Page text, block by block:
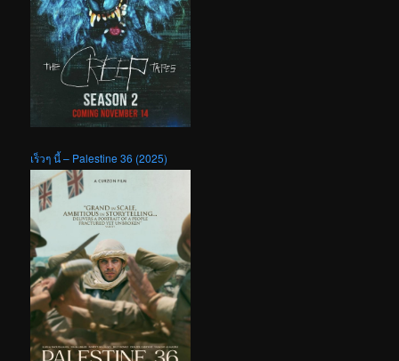
เร็วๆ นี้ – Palestine 36 (2025)